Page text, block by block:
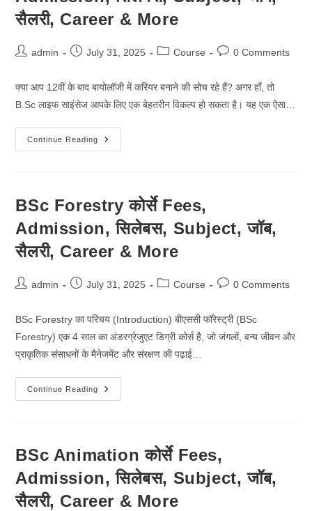
&
More
सैलरी, Career & More
Postadmin
PostJuly 31, 2025
PostCourse
Post0 Comments
क्या आप 12वीं के बाद बायोलॉजी में करियर बनाने की सोच रहे हैं? अगर हाँ, तो
B.Sc लाइफ साइंसेज आपके लिए एक बेहतरीन विकल्प हो सकता है। यह एक ऐसा…
Continue Reading
BSc
Life
सिलेबस,
Subject,
जॉब,
सैलरी,
Career
&
More
BSc Forestry कोर्से Fees,
Admission, सिलेबस, Subject, जॉब,
सैलरी, Career & More
Postadmin
PostJuly 31, 2025
PostCourse
Post0 Comments
BSc Forestry का परिचय (Introduction) बीएससी फॉरेस्ट्री (BSc
Forestry) एक 4 साल का अंडरग्रेजुएट डिग्री कोर्स है, जो जंगलों, वन्य जीवन और
प्राकृतिक संसाधनों के मैनेजमेंट और संरक्षण की पढ़ाई…
Continue Reading
BSc
Forestry
Subject,
जॉब,
सैलरी,
Career
&
More
BSc Animation कोर्से Fees,
Admission, सिलेबस, Subject, जॉब,
सैलरी, Career & More